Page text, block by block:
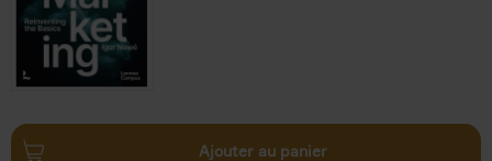
Ajouter au panier